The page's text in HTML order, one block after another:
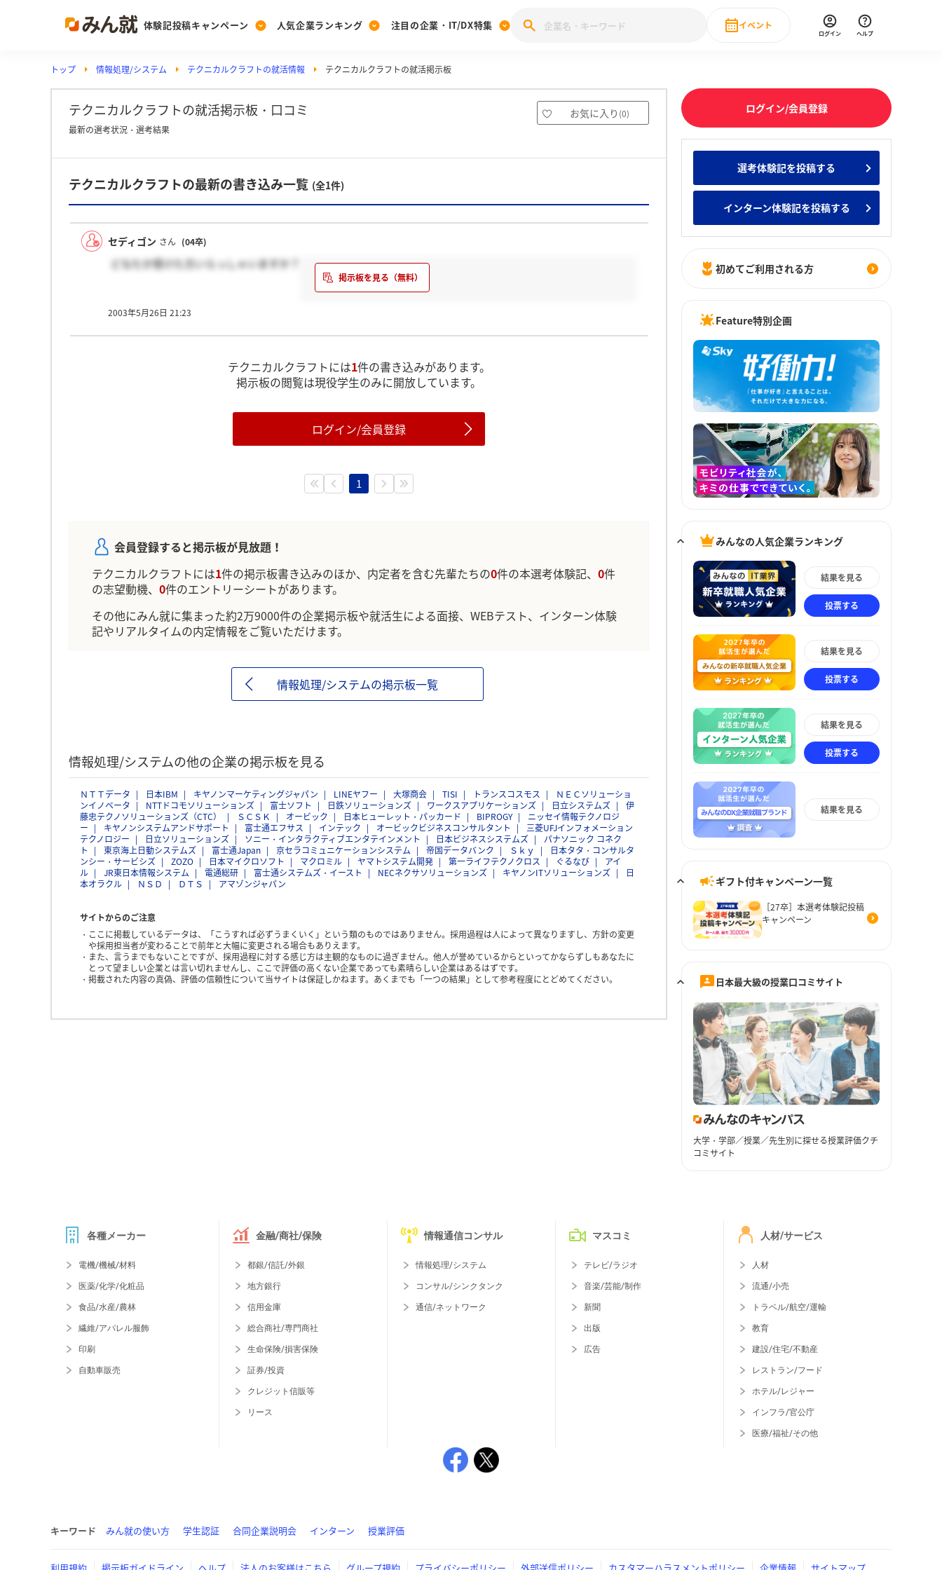
体験記投稿キャンペーン
Post
投稿する
[27卒] 本選考体験記投稿キャンペーン
人気企業ランキング
Ranking
ランキングを見る
Vote
投票する
みんなの新卒就職人気企業ランキング みんなのインターン人気企業ランキ
注目の企業・IT/DX特集
PickUp
注目の企業特集
28卒 IT・DX現場社員インタビュー
動画で知ろう！業界・企業研究
イベント
直近のイベント一覧
ログイン ヘルプ
トップ 情報処理/システム テクニカルクラフトの就活情報 テクニカルクラフトの就活掲示板
テクニカルクラフトの就活掲示板・口コミ お気に入り (0)
最新の選考状況・選考結果
テクニカルクラフトの最新の書き込み一覧 (全1件)
セディゴン さん (04卒)
どなたか受けた方いらっしゃいますか？
2003年5月26日 21:23
テクニカルクラフトには1件の書き込みがあります。
掲示板の閲覧は現役学生のみに開放しています。
ログイン/会員登録
1
会員登録すると掲示板が見放題！
テクニカルクラフトには1件の掲示板書き込みのほか、内定者を含む先輩たちの0件の本選考体験記、 0件
の志望動機、 0件のエントリーシートがあります。
その他にみん就に集まった約2万9000件の企業掲示板や就活生による面接、WEBテスト、インターン体験
記やリアルタイムの内定情報をご覧いただけます。
情報処理/システムの掲示板一覧
情報処理/システムの他の企業の掲示板を見る
ＮＴＴデータ 日本IBM キヤノンマーケティングジャパン LINEヤフー 大塚商会 TISI トランスコスモス
ＮＥＣソリューショ
ンイノベータ
NTTドコモソリューションズ 富士ソフト 日鉄ソリューションズ ワークスアプリケーションズ 日立システムズ
伊
藤忠テクノソリューションズ（CTC）
ＳＣＳＫ オービック 日本ヒューレット・パッカード BIPROGY
ニッセイ情報テクノロジ
ー
キヤノンシステムアンドサポート 富士通エフサス インテック オービックビジネスコンサルタント
三菱UFJインフォメーション
テクノロジー
日立ソリューションズ ソニー・インタラクティブエンタテインメント 日本ビジネスシステムズ
パナソニック コネク
ト
東京海上日動システムズ 富士通Japan 京セラコミュニケーションシステム 帝国データバンク Ｓｋｙ
日本タタ・コンサルタ
ンシー・サービシズ
ZOZO 日本マイクロソフト マクロミル ヤマトシステム開発 第一ライフテクノクロス ぐるなび
アイ
ル
JR東日本情報システム 電通総研 富士通システムズ・イースト NECネクサソリューションズ キヤノンITソリューションズ
日
本オラクル
ＮＳＤ ＤＴＳ アマゾンジャパン
サイトからのご注意
ここに掲載しているデータは、「こうすれば必ずうまくいく」という類のものではありません。採用過程は人によって異なりますし、方針の変更
や採用担当者が変わることで前年と大幅に変更される場合もありえます。
また、言うまでもないことですが、採用過程に対する感じ方は主観的なものに過ぎません。他人が誉めているからといってかならずしもあなたに
とって望ましい企業とは言い切れませんし、ここで評価の高くない企業であっても素晴らしい企業はあるはずです。
掲載された内容の真偽、評価の信頼性について当サイトは保証しかねます。あくまでも「一つの結果」として参考程度にとどめてください。
ログイン/会員登録
選考体験記を投稿する
インターン体験記を投稿する
初めてご利用される方
Feature特別企画
みんなの人気企業ランキング
結果を見る
投票する
結果を見る
投票する
結果を見る
投票する
結果を見る
ギフト付キャンペーン一覧
［27卒］本選考体験記投稿
キャンペーン
日本最大級の授業口コミサイト
大学・学部／授業／先生別に探せる授業評価クチ
コミサイト
各種メーカー
電機/機械/材料
医薬/化学/化粧品
食品/水産/農林
繊維/アパレル服飾
印刷
自動車販売
金融/商社/保険
都銀/信託/外銀
地方銀行
信用金庫
総合商社/専門商社
生命保険/損害保険
証券/投資
クレジット信販等
リース
情報通信コンサル
情報処理/システム
コンサル/シンクタンク
通信/ネットワーク
マスコミ
テレビ/ラジオ
音楽/芸能/制作
新聞
出版
広告
人材/サービス
人材
流通/小売
トラベル/航空/運輸
教育
建設/住宅/不動産
レストラン/フード
ホテル/レジャー
インフラ/官公庁
医療/福祉/その他
キーワード みん就の使い方 学生認証 合同企業説明会 インターン 授業評価